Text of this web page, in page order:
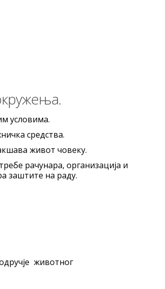
условима.
средства.
живот човеку.
рачунара, организација и
заштите на раду.
животног